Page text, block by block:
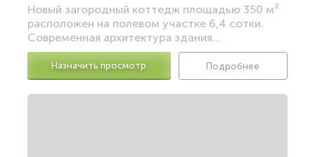
Новый загородный коттедж площадью 350 м²
расположен на полевом участке 6,4 сотки.
Современная архитектура здания...
Назначить просмотр Подробнее